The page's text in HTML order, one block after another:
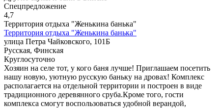
Спецпредложение
4,7
Территория отдыха "Женькина банька"
Территория отдыха "Женькина банька"
улица Петра Чайковского, 101Б
Русская, Финская
Круглосуточно
Хозяин на селе тот, у кого баня лучше! Приглашаем посетить
нашу новую, уютную русскую баньку на дровах! Комплекс
располагается на отдельной территории и построен в виде
традиционного деревянного сруба.Кроме того, гости
комплекса смогут воспользоваться удобной верандой,